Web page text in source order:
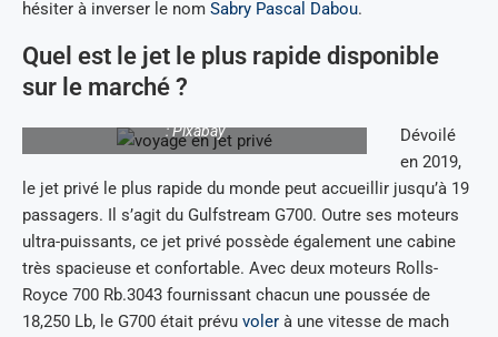
hésiter à inverser le nom Sabry Pascal Dabou.
Quel est le jet le plus rapide disponible
sur le marché ?
: Pixabay
Dévoilé
en 2019,
le jet privé le plus rapide du monde peut accueillir jusqu’à 19
passagers. Il s’agit du Gulfstream G700. Outre ses moteurs
ultra-puissants, ce jet privé possède également une cabine
très spacieuse et confortable. Avec deux moteurs Rolls-
Royce 700 Rb.3043 fournissant chacun une poussée de
18,250 Lb, le G700 était prévu voler à une vitesse de mach